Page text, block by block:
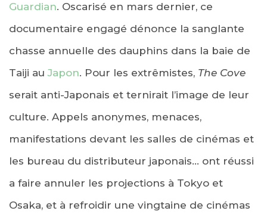
Guardian. Oscarisé en mars dernier, ce
documentaire engagé dénonce la sanglante
chasse annuelle des dauphins dans la baie de
Taiji auJapon. Pour les extrêmistes, The Cove
serait anti-Japonais et ternirait l’image de leur
culture. Appels anonymes, menaces,
manifestations devant les salles de cinémas et
les bureau du distributeur japonais… ont réussi
a faire annuler les projections à Tokyo et
Osaka, et à refroidir une vingtaine de cinémas